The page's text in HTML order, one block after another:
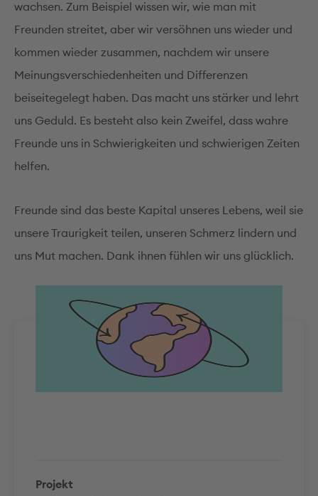
wachsen. Zum Beispiel wissen wir, wie man mit
Freunden streitet, aber wir versöhnen uns wieder und
kommen wieder zusammen, nachdem wir unsere
Meinungsverschiedenheiten und Differenzen
beiseitegelegt haben. Das macht uns stärker und lehrt
uns Geduld. Es besteht also kein Zweifel, dass wahre
Freunde uns in Schwierigkeiten und schwierigen Zeiten
helfen.
Freunde sind das beste Kapital unseres Lebens, weil sie
unsere Traurigkeit teilen, unseren Schmerz lindern und
uns Mut machen. Dank ihnen fühlen wir uns glücklich.
Projekt